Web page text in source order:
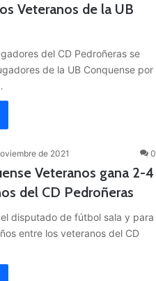
Veteranos de la UB
del CD Pedroñeras se
de la UB Conquense por
de 2021 0
Veteranos gana 2-4
del CD Pedroñeras
disputado de fútbol sala y para
entre los veteranos del CD